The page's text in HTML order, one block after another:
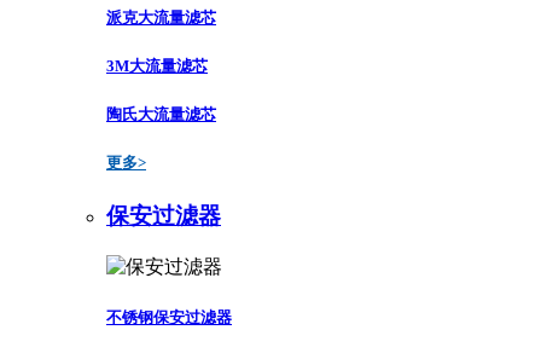
派克大流量滤芯
3M大流量滤芯
陶氏大流量滤芯
更多>
保安过滤器
不锈钢保安过滤器